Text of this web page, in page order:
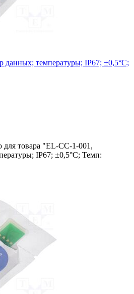
данных; температуры; IP67; ±0,5°C;
товара "EL-CC-1-001,
IP67; ±0,5°C; Темп: